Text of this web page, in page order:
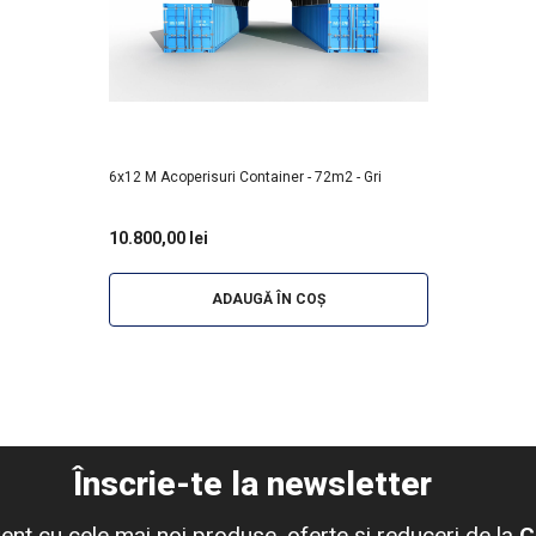
6x12 M Acoperisuri Container - 72m2 - Gri
10.800,00 lei
ADAUGĂ ÎN COȘ
Înscrie-te la newsletter